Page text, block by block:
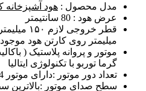
مدل محصول : هود آشپزخانه
عرض هود : 80 سانتیمتر
میلیمتر روی کارتن هود
موتور و پروانه پلاستیک (
گرما توربو با تکنولوژی ایتالیا
تعداد دور موتور :دارای موتور 4 دور